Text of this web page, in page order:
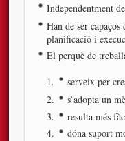
Independentment
Han de ser
planificació i
El perquè de
serveix per
s’adopta un
resulta més
dóna suport